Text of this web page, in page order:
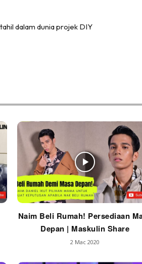
dalam dunia projek DIY
Naim Beli Rumah! Persediaan
Depan | Maskulin Share
2 Mac 2020